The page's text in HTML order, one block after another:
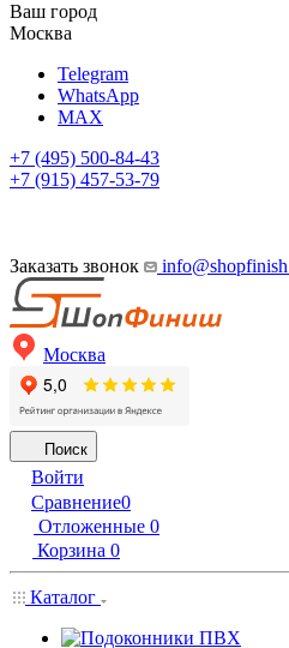
Ваш город
Москва
Telegram
WhatsApp
MAX
+7 (495) 500-84-43
+7 (915) 457-53-79
Заказать звонок
Москва
Поиск
Войти
Сравнение0
Отложенные 0
Корзина 0
Каталог